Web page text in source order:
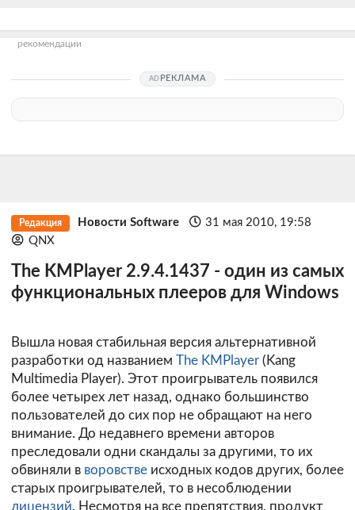
рекомендации
РЕКЛАМА
Редакция Новости Software
31 мая 2010, 19:58
QNX
The KMPlayer 2.9.4.1437 - один из самых
функциональных плееров для Windows
Вышла новая стабильная версия альтернативной
разработки од названием The KMPlayer (Kang
Multimedia Player). Этот проигрыватель появился
более четырех лет назад, однако большинство
пользователей до сих пор не обращают на него
внимание. До недавнего времени авторов
преследовали одни скандалы за другими, то их
обвиняли в воровстве исходных кодов других, более
старых проигрывателей, то в несоблюдении
лицензий. Несмотря на все препятствия, продукт